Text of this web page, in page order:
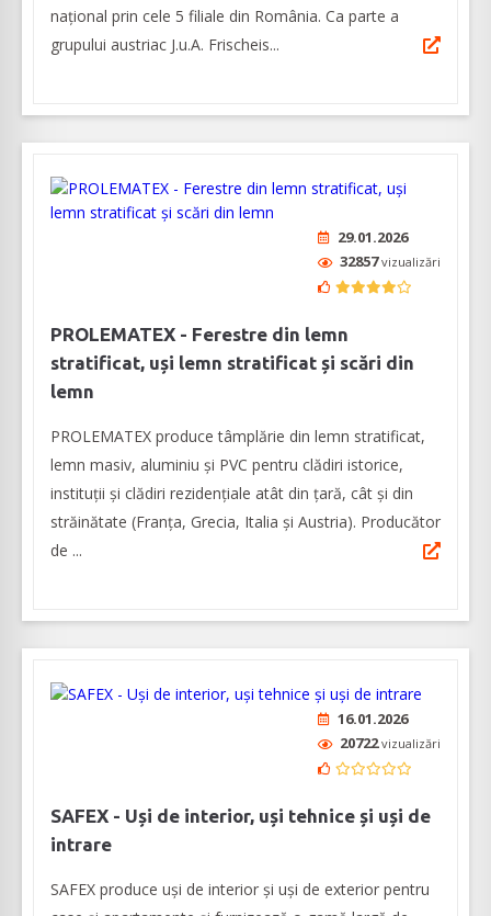
național prin cele 5 filiale din România. Ca parte a
grupului austriac J.u.A. Frischeis...
29.01.2026
32857vizualizări
PROLEMATEX - Ferestre din lemn
stratificat, uși lemn stratificat și scări din
lemn
PROLEMATEX produce tâmplărie din lemn stratificat,
lemn masiv, aluminiu și PVC pentru clădiri istorice,
instituții și clădiri rezidențiale atât din țară, cât și din
străinătate (Franța, Grecia, Italia și Austria). Producător
de ...
16.01.2026
20722vizualizări
SAFEX - Uși de interior, uși tehnice și uși de
intrare
SAFEX produce uși de interior și uși de exterior pentru